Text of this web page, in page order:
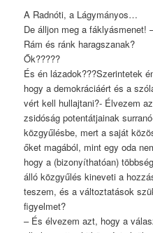
A Radnóti, a Lágymányos…
De álljon meg a fáklyásmenet!
Rám és ránk haragszanak?
Ők?????
És én lázadok???Szerintetek
hogy a demokráciáért és a
vért kell hullajtani?- Élvezem
zsidóság potentátjainak
közgyűlésbe, mert a saját
őket magából, mint egy oda
hogy a (bizonyíthatóan)
álló közgyűlés kineveti a
teszem, és a változtatások
figyelmet?
– És élvezem azt, hogy a